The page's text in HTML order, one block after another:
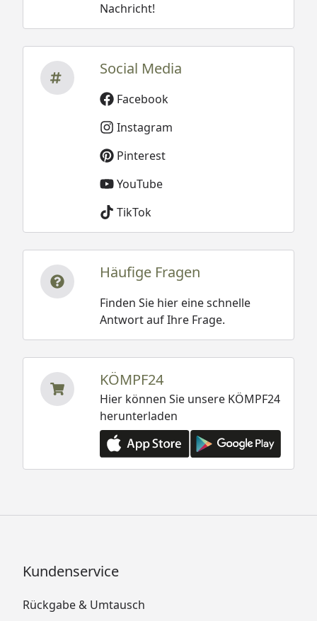
Nachricht!
Social Media
Facebook
Instagram
Pinterest
YouTube
TikTok
Häufige Fragen
Finden Sie hier eine schnelle
Antwort auf Ihre Frage.
KÖMPF24
Hier können Sie unsere KÖMPF24
herunterladen
Kundenservice
Rückgabe & Umtausch